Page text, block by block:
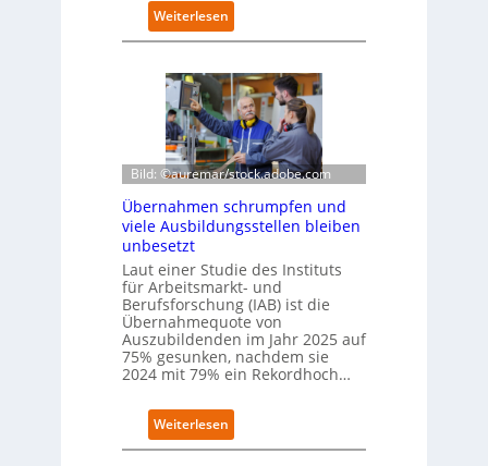
k
o
-
D
E
S
I
-
I
n
d
x
a
u
f
P
l
a
z
1
Weiterlesen:
D
u
t
s
c
h
e
i
r
s
c
h
a
f
t
e
i
g
Bild: ©auremar/stock.adobe.com
Übernahmen schrumpfen und
viele Ausbildungsstellen bleiben
unbesetzt
Laut einer Studie des Instituts
für Arbeitsmarkt- und
Berufsforschung (IAB) ist die
Übernahmequote von
Auszubildenden im Jahr 2025 auf
75% gesunken, nachdem sie
2024 mit 79% ein Rekordhoch…
Weiterlesen:
Ü